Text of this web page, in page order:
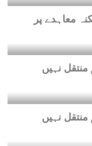
معاہدے پر
منتقل نہیں
منتقل نہیں